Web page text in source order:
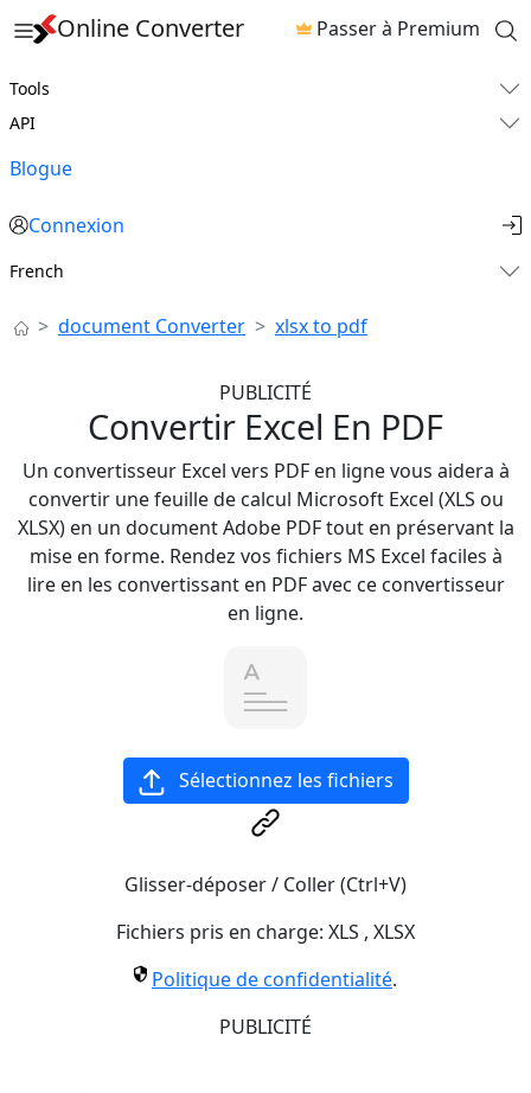
Online Converter Passer à Premium
Tools
API
Blogue
Connexion
French
document Converter xlsx to pdf
PUBLICITÉ
Convertir Excel En PDF
Un convertisseur Excel vers PDF en ligne vous aidera à
convertir une feuille de calcul Microsoft Excel (XLS ou
XLSX) en un document Adobe PDF tout en préservant la
mise en forme. Rendez vos fichiers MS Excel faciles à
lire en les convertissant en PDF avec ce convertisseur
en ligne.
Sélectionnez les fichiers
Glisser-déposer / Coller (Ctrl+V)
Fichiers pris en charge: XLS , XLSX
Politique de confidentialité.
PUBLICITÉ